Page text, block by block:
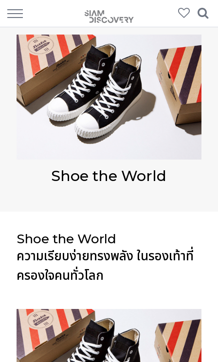
Shoe the World
Shoe the World
ความเรียบง่ายทรงพลัง ในรองเท้าที่
ครองใจคนทั่วโลก